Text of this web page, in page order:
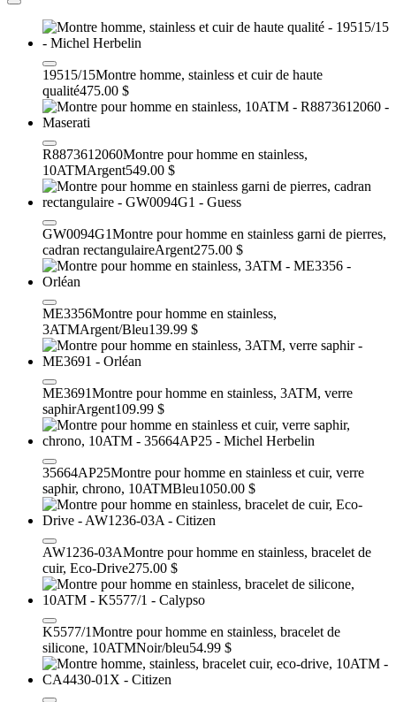
19515/15Montre homme, stainless et cuir de haute
qualité475.00 $
R8873612060Montre pour homme en stainless,
10ATMArgent549.00 $
GW0094G1Montre pour homme en stainless garni de pierres,
cadran rectangulaireArgent275.00 $
ME3356Montre pour homme en stainless,
3ATMArgent/Bleu139.99 $
ME3691Montre pour homme en stainless, 3ATM, verre
saphirArgent109.99 $
35664AP25Montre pour homme en stainless et cuir, verre
saphir, chrono, 10ATMBleu1050.00 $
AW1236-03AMontre pour homme en stainless, bracelet de
cuir, Eco-Drive275.00 $
K5577/1Montre pour homme en stainless, bracelet de
silicone, 10ATMNoir/bleu54.99 $